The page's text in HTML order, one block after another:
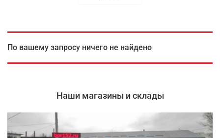
По вашему запросу ничего не найдено
Наши магазины и склады